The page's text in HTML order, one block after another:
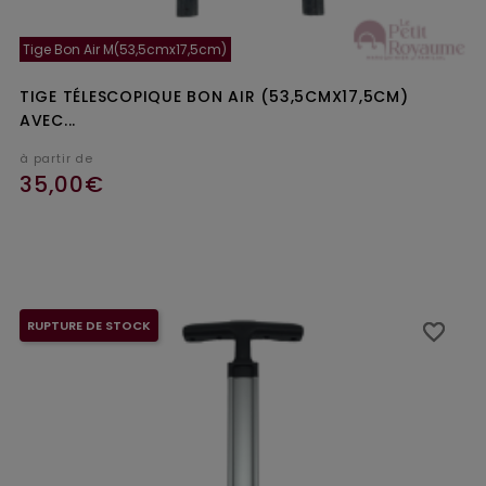
Tige Bon Air M(53,5cmx17,5cm)
TIGE TÉLESCOPIQUE BON AIR (53,5CMX17,5CM)
AVEC...
à partir de
35,00€
RUPTURE DE STOCK favorite_border
favorite_border